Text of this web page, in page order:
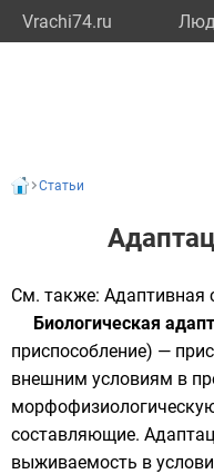
Vrachi74.ru
Статьи
См. также: Адаптивная
Биологическая
приспособление) —
внешним условиям в
составляющие.
выживаемость в